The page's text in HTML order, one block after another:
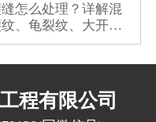
怎么处理？详解混
、龟裂纹、大开裂
标准化无痕修复方
程有限公司